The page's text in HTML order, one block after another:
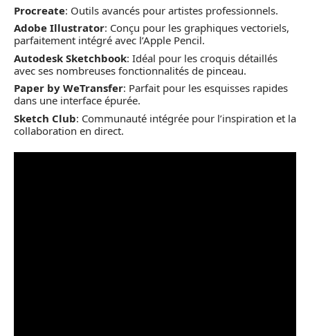
Procreate: Outils avancés pour artistes professionnels.
Adobe Illustrator: Conçu pour les graphiques vectoriels,
parfaitement intégré avec l’Apple Pencil.
Autodesk Sketchbook: Idéal pour les croquis détaillés
avec ses nombreuses fonctionnalités de pinceau.
Paper by WeTransfer: Parfait pour les esquisses rapides
dans une interface épurée.
Sketch Club: Communauté intégrée pour l’inspiration et la
collaboration en direct.